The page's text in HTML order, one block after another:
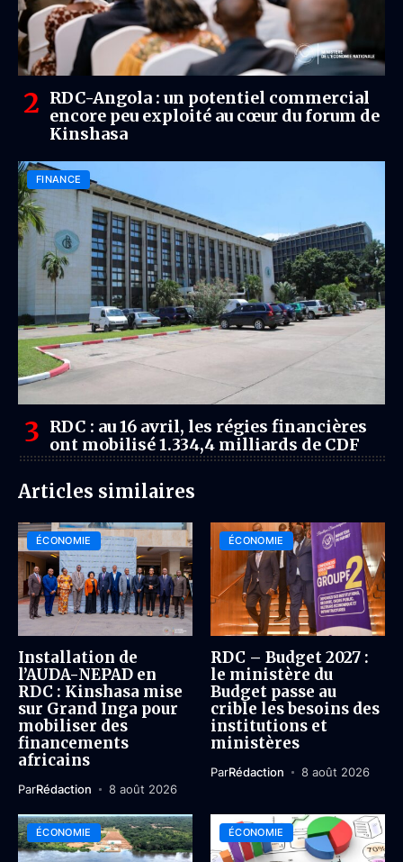
RDC-Angola : un potentiel commercial
encore peu exploité au cœur du forum de
Kinshasa
FINANCE
RDC : au 16 avril, les régies financières
ont mobilisé 1.334,4 milliards de CDF
Articles similaires
ÉCONOMIE
Installation de
l’AUDA-NEPAD en
RDC : Kinshasa mise
sur Grand Inga pour
mobiliser des
financements
africains
ParRédaction 8 août 2026
ÉCONOMIE
RDC – Budget 2027 :
le ministère du
Budget passe au
crible les besoins des
institutions et
ministères
ParRédaction 8 août 2026
ÉCONOMIE ÉCONOMIE